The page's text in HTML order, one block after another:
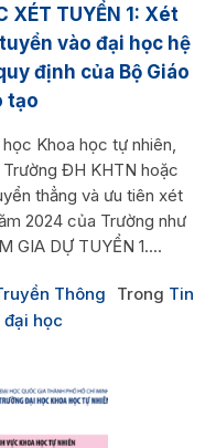
XÉT TUYỂN 1: Xét
vào đại học hệ
định của Bộ Giáo
tạo
Khoa học tự nhiên,
ĐH KHTN hoặc
thẳng và ưu tiên xét
2024 của Trường như
GIA DỰ TUYỂN 1....
Thông Trong Tin
đại học